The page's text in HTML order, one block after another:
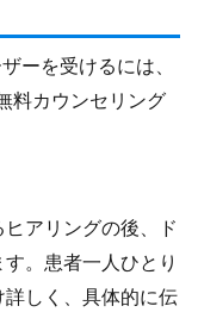
ーを受けるには、
料カウンセリング
アリングの後、ド
。患者一人ひとり
しく、具体的に伝